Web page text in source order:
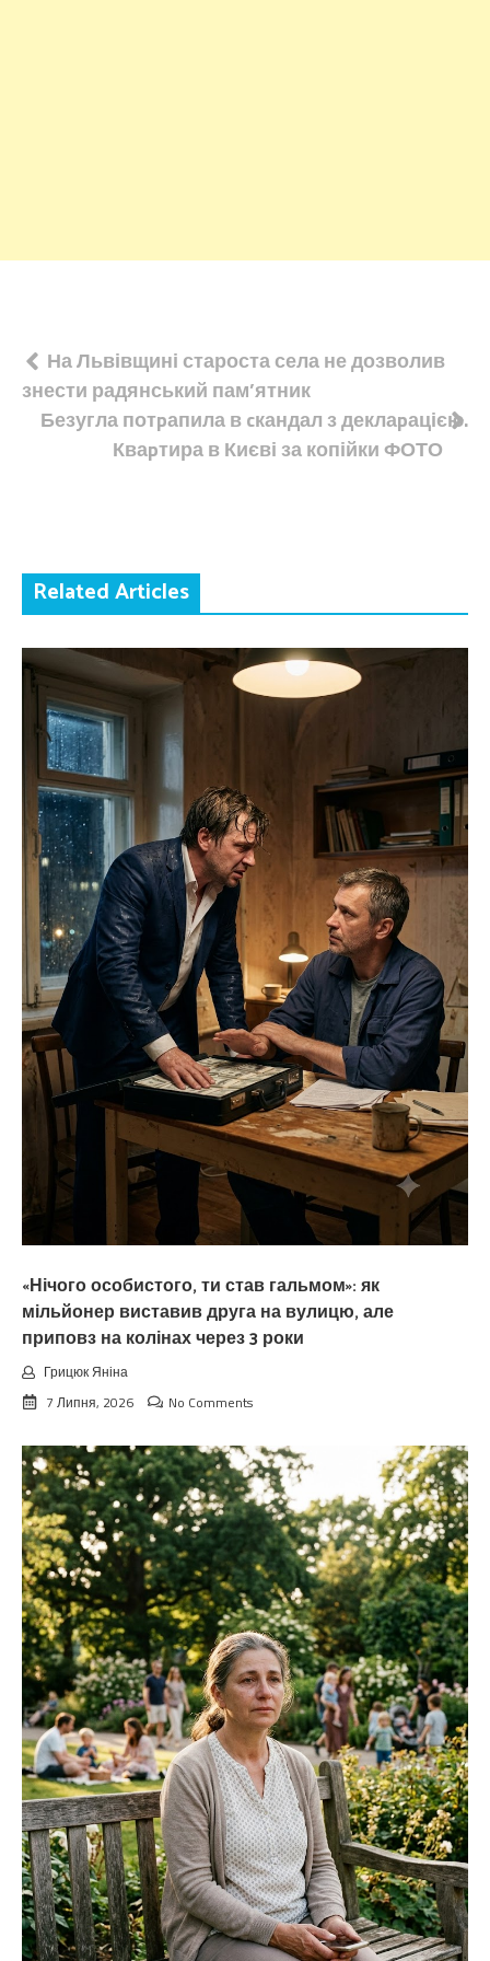
Навігація
записів
На Львівщині староста села не дозволив
знести радянський пам’ятник
Безугла потpапила в cкандал з деклаpацією.
Кваpтира в Києві за копійки ФОТО
Related Articles
«Нічого особистого, ти став гальмом»: як
мільйонер виставив друга на вулицю, але
приповз на колінах через 3 роки
Грицюк Яніна
7 Липня, 2026
No Comments